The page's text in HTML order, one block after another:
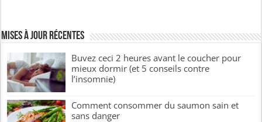
Mises à jour récentes
Buvez ceci 2 heures avant le coucher pour
mieux dormir (et 5 conseils contre
l’insomnie)
Comment consommer du saumon sain et
sans danger